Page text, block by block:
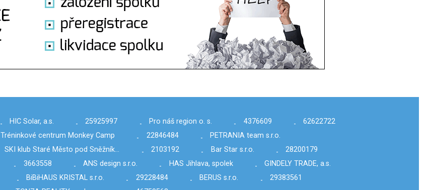
- HIC Solar, a.s. - 25925997 - Pro náš region o. s. - 4376609 -
62622722
Tréninkové centrum Monkey Camp - 22846484 -
PETRANIA team s.r.o.
SKI klub Staré Město pod Sněžník… - 2103192 - Bar Star s.r.o. -
28200179
- 3663558 - ANS design s.r.o. - HAS Jihlava, spolek -
GINDELY TRADE, a.s.
- BiBiHAUS KRISTAL s.r.o. - 29228484 - BERUS s.r.o. -
29383561